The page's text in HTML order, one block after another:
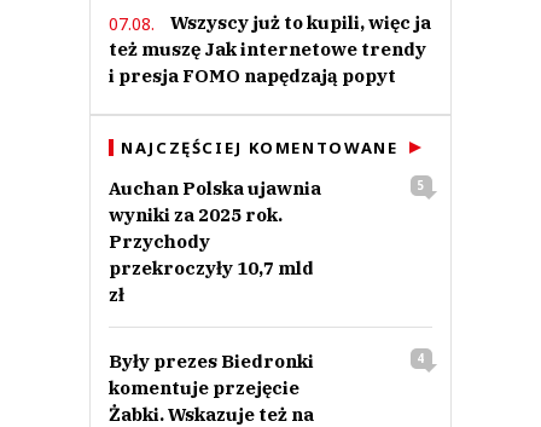
07.08.
Wszyscy już to kupili, więc ja
też muszę Jak internetowe trendy
i presja FOMO napędzają popyt
NAJCZĘŚCIEJ KOMENTOWANE
Auchan Polska ujawnia
wyniki za 2025 rok.
Przychody
przekroczyły 10,7 mld
zł
5
Były prezes Biedronki
komentuje przejęcie
Żabki. Wskazuje też na
4